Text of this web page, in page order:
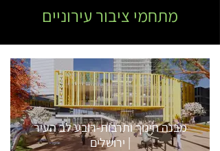
מתחמי ציבור עירוניים
מבנה חינוך ותרבות-רובע לב העיר
| ירושלים